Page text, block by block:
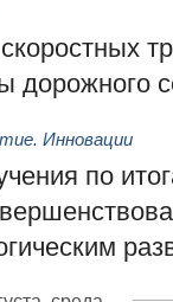
дорожного
Инновации
по